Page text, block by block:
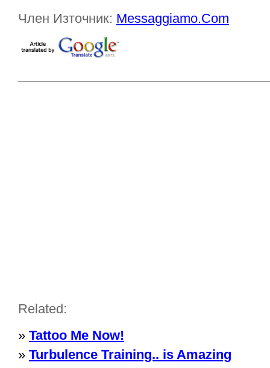
Член Източник: Messaggiamo.Com
Related:
» Tattoo Me Now!
» Turbulence Training.. is Amazing